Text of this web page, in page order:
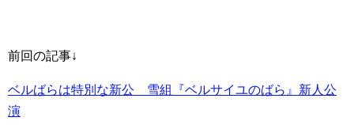
前回の記事↓
ベルばらは特別な新公 雪組『ベルサイユのばら』新人公
演